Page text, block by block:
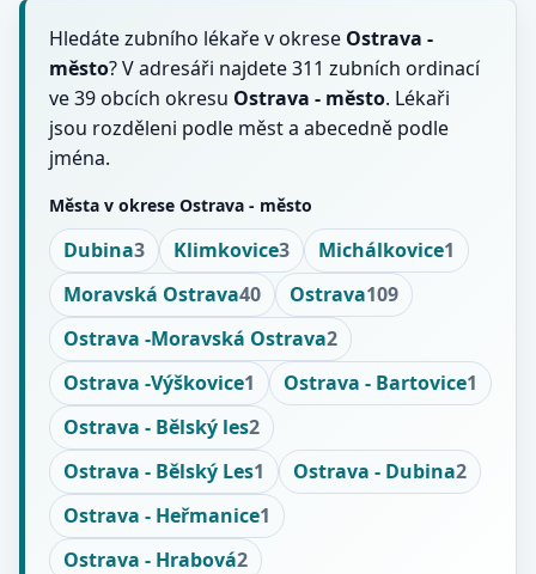
Hledáte zubního lékaře v okrese Ostrava -
město? V adresáři najdete 311 zubních ordinací
ve 39 obcích okresu Ostrava - město. Lékaři
jsou rozděleni podle měst a abecedně podle
jména.
Města v okrese Ostrava - město
Dubina3 Klimkovice3 Michálkovice1
Moravská Ostrava40 Ostrava109
Ostrava -Moravská Ostrava2
Ostrava -Výškovice1 Ostrava - Bartovice1
Ostrava - Bělský les2
Ostrava - Bělský Les1 Ostrava - Dubina2
Ostrava - Heřmanice1
Ostrava - Hrabová2